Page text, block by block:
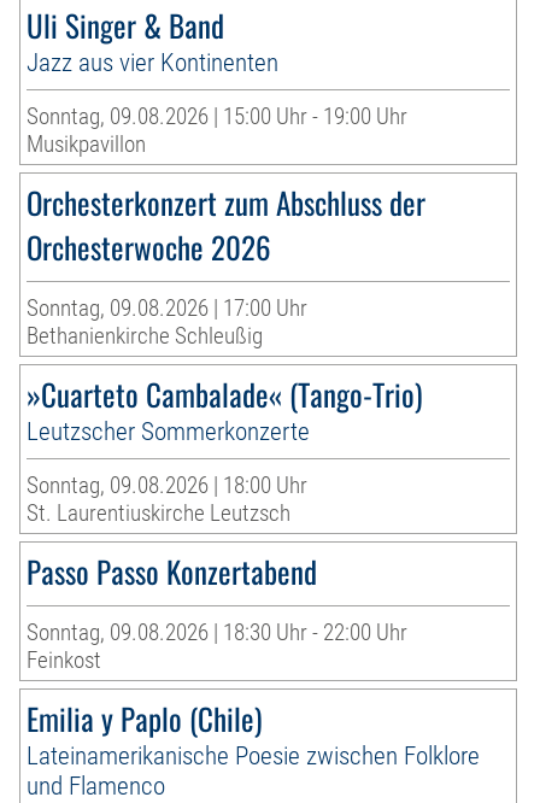
Uli Singer & Band
Jazz aus vier Kontinenten
Sonntag, 09.08.2026 | 15:00 Uhr - 19:00 Uhr
Musikpavillon
Orchesterkonzert zum Abschluss der
Orchesterwoche 2026
Sonntag, 09.08.2026 | 17:00 Uhr
Bethanienkirche Schleußig
»Cuarteto Cambalade« (Tango-Trio)
Leutzscher Sommerkonzerte
Sonntag, 09.08.2026 | 18:00 Uhr
St. Laurentiuskirche Leutzsch
Passo Passo Konzertabend
Sonntag, 09.08.2026 | 18:30 Uhr - 22:00 Uhr
Feinkost
Emilia y Paplo (Chile)
Lateinamerikanische Poesie zwischen Folklore
und Flamenco